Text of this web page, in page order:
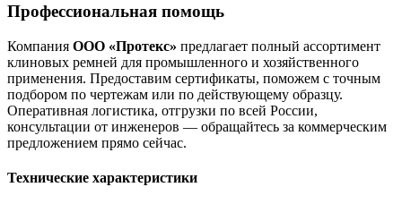
Профессиональная помощь
Компания ООО «Протекс» предлагает полный ассортимент
клиновых ремней для промышленного и хозяйственного
применения. Предоставим сертификаты, поможем с точным
подбором по чертежам или по действующему образцу.
Оперативная логистика, отгрузки по всей России,
консультации от инженеров — обращайтесь за коммерческим
предложением прямо сейчас.
Технические характеристики